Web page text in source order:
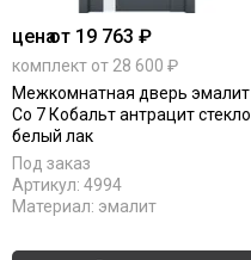
ценаот 19 763 ₽
комплект от 28 600 ₽
Межкомнатная дверь эмалит
Co 7 Кобальт антрацит стекло
белый лак
Под заказ
Артикул: 4994
Материал: эмалит